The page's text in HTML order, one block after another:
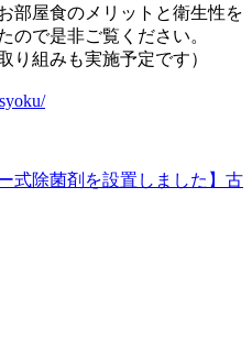
部屋食のメリットと衛生性を
ので是非ご覧ください。
り組みも実施予定です）
式除菌剤を設置しました】古